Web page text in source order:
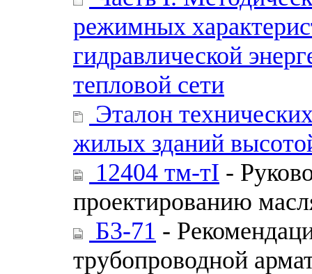
режимных
гидравлической
тепловой сети
Эталон
жилых зданий
12404 тм-тI -
проектированию
Б3-71 -
трубопроводной